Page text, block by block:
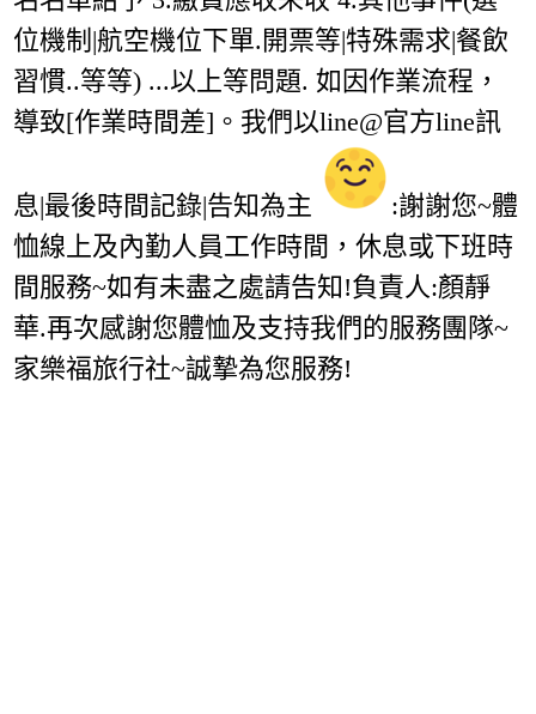
位機制|航空機位下單.開票等|特殊需求|餐飲
習慣..等等) ...以上等問題. 如因作業流程，
導致[作業時間差]。我們以line@官方line訊
息|最後時間記錄|告知為主
:謝謝您~體
恤線上及內勤人員工作時間，休息或下班時
間服務~如有未盡之處請告知!負責人:顏靜
華.再次感謝您體恤及支持我們的服務團隊~
家樂福旅行社~誠摯為您服務!